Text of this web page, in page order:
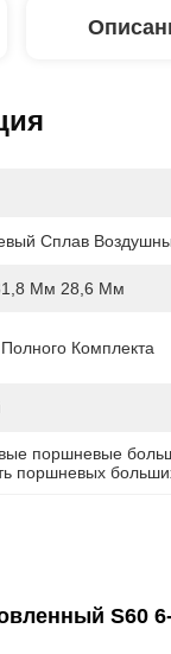
Сплав
Мм 28,6 Мм
Комплекта
поршневые
поршневых
S60